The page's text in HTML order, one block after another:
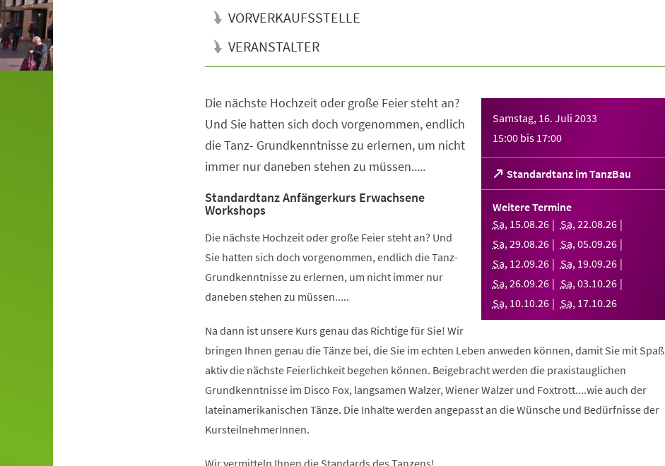
VORVERKAUFSSTELLE
VERANSTALTER
Samstag, 16. Juli 2033
15:00 bis 17:00
Standardtanz im TanzBau
(Öffnet
in
einem
Tab)
Weitere Termine
Sa, 15.08.26 Sa,22.08.26
Sa,29.08.26 Sa,05.09.26
Sa, 12.09.26 Sa, 19.09.26
Sa,26.09.26 Sa,03.10.26
Sa, 10.10.26 Sa, 17.10.26
Die nächste Hochzeit oder große Feier steht an?
Und Sie hatten sich doch vorgenommen, endlich
die Tanz- Grundkenntnisse zu erlernen, um nicht
immer nur daneben stehen zu müssen.....
Standardtanz Anfängerkurs Erwachsene
Workshops
Die nächste Hochzeit oder große Feier steht an? Und
Sie hatten sich doch vorgenommen, endlich die Tanz-
Grundkenntnisse zu erlernen, um nicht immer nur
daneben stehen zu müssen.....
Na dann ist unsere Kurs genau das Richtige für Sie! Wir
bringen Ihnen genau die Tänze bei, die Sie im echten Leben anweden können, damit Sie mit Spaß
aktiv die nächste Feierlichkeit begehen können. Beigebracht werden die praxistauglichen
Grundkenntnisse im Disco Fox, langsamen Walzer, Wiener Walzer und Foxtrott....wie auch der
lateinamerikanischen Tänze. Die Inhalte werden angepasst an die Wünsche und Bedürfnisse der
KursteilnehmerInnen.
Wir vermitteln Ihnen die Standards des Tanzens!